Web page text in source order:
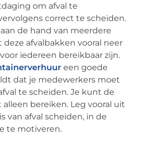
om afval te
correct te scheiden.
de hand van meerdere
deze afvalbakken vooral neer
iedereen bereikbaar zijn.
een goede
dat je medewerkers moet
te scheiden. Je kunt de
bereiken. Leg vooral uit
van afval scheiden, in de
te motiveren.